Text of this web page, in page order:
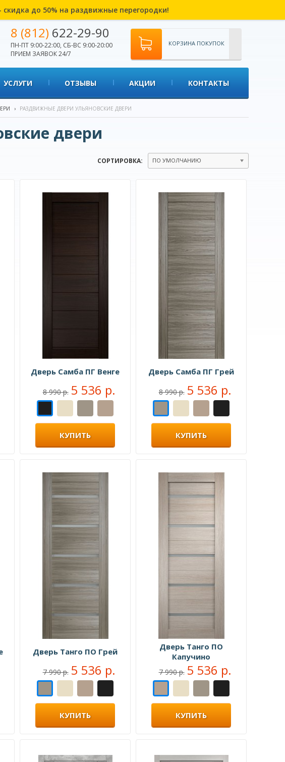
до 50% на раздвижные перегородки!
8 (812) 622-29-90
ПН-ПТ 9:00-22:00, СБ-ВС 9:00-20:00
ПРИЕМ ЗАЯВОК 24/7
КОРЗИНА ПОКУПОК
УСЛУГИ ОТЗЫВЫ АКЦИИ КОНТАКТЫ
› РАЗДВИЖНЫЕ ДВЕРИ УЛЬЯНОВСКИЕ ДВЕРИ
двери
СОРТИРОВКА: ПО УМОЛЧАНИЮ
Дверь Самба ПГ Венге
8 990 р. 5 536 р.
КУПИТЬ
Дверь Самба ПГ Грей
8 990 р. 5 536 р.
КУПИТЬ
Дверь Танго ПО Грей
7 990 р. 5 536 р.
КУПИТЬ
Дверь Танго ПО
Капучино
7 990 р. 5 536 р.
КУПИТЬ